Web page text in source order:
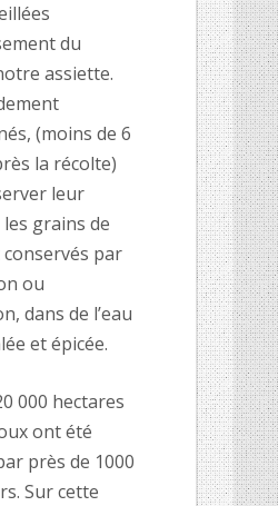
du
assiette.
(moins de 6
la récolte)
leur
grains de
par
ou
dans de l’eau
et épicée.
000 hectares
ont été
près de 1000
Sur cette